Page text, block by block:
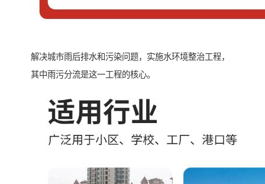
解决城市雨后排水和污染问题，实施水环境整治工程，
其中雨污分流是这一工程的核心。